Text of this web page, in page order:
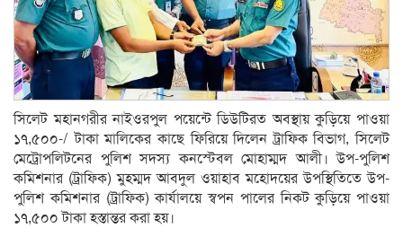
সিলেট মহানগরীর নাইওরপুল পয়েন্টে ডিউটিরত অবস্থায় কুড়িয়ে পাওয়া
১৭,৫০০-/ টাকা মালিকের কাছে ফিরিয়ে দিলেন ট্রাফিক বিভাগ, সিলেট
মেট্রোপলিটনের পুলিশ সদস্য কনস্টেবল মোহাম্মদ আলী। উপ-পুলিশ
কমিশনার (ট্রাফিক) মুহম্মদ আবদুল ওয়াহাব মহোদয়ের উপস্থিতিতে উপ-
পুলিশ কমিশনার (ট্রাফিক) কার্যালয়ে স্বপন পালের নিকট কুড়িয়ে পাওয়া
১৭,৫০০ টাকা হস্তান্তর করা হয়।